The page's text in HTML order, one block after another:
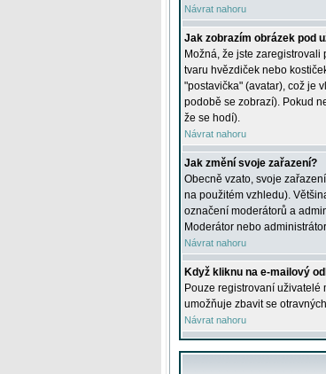
Návrat nahoru
Jak zobrazím obrázek pod
Možná, že jste
tvaru hvězdiček nebo
"postavička" (avatar), což je
podobě se zobrazí). Pokud
že se hodí).
Návrat nahoru
Jak změní svoje zařazení?
Obecně vzato, svoje
na použitém vzhledu).
označení moderátorů a
Moderátor nebo
Návrat nahoru
Když kliknu na e-mailový
Pouze registrovaní
umožňuje zbavit se
Návrat nahoru